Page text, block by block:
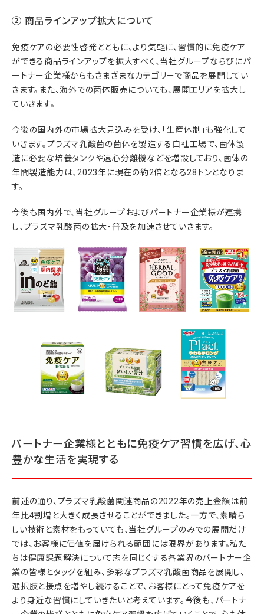
② 商品ラインアップ拡大について
免疫ケアの必要性啓発とともに、より気軽に、習慣的に免疫ケア
ができる商品ラインアップを拡大すべく、当社グループならびにパ
ートナー企業様からもさまざまなカテゴリーで商品を展開してい
きます。また、海外での菌体販売についても、展開エリアを拡大し
ていきます。
今後の国内外の市場拡大見込みを受け、「生産体制」も強化して
いきます。プラズマ乳酸菌の菌体を製造する自社工場で、菌体製
造に必要な培養タンクや遠心分離機などを増設しており、菌体の
年間製造能力は、2023年に現在の約2倍となる28トンとなりま
す。
今後も国内外で、当社グループおよびパートナー企業様が連携
し、プラズマ乳酸菌の拡大・普及を加速させていきます。
パートナー企業様とともに免疫ケア習慣を広げ、心
豊かな生活を実現する
前述の通り、プラズマ乳酸菌関連商品の2022年の売上金額は前
年比4割増と大きく成長させることができました。一方で、素晴ら
しい技術と素材をもっていても、当社グループのみでの展開だけ
では、お客様に価値を届けられる範囲には限界があります。私た
ちは健康課題解決について志を同じくする各業界のパートナー企
業の皆様とタッグを組み、多彩なプラズマ乳酸菌商品を展開し、
選択肢と接点を増やし続けることで、お客様にとって免疫ケアを
より身近な習慣にしていきたいと考えています。今後も、パートナ